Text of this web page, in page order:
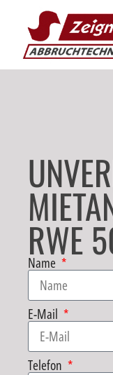
RWE
Name
E-Mail
Telefon